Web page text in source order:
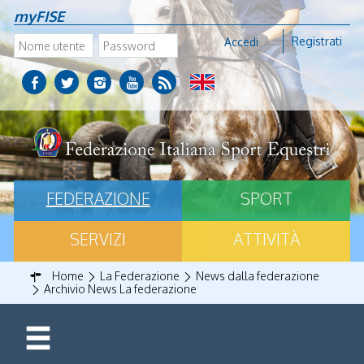
myFISE
Accedi Registrati
FEDERAZIONE
SPORT
SERVIZI
ATTIVITÀ
Home La Federazione
News dalla federazione
Archivio News La federazione